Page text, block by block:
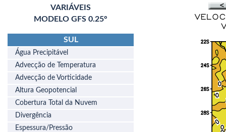
VARIÁVEIS
MODELO GFS 0.25°
SUL
Água Precipitável
Advecção de Temperatura
Advecção de Vorticidade
Altura Geopotencial
Cobertura Total da Nuvem
Divergência
Espessura/Pressão